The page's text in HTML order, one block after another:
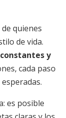
quienes
de vida.
y
cada paso
es posible